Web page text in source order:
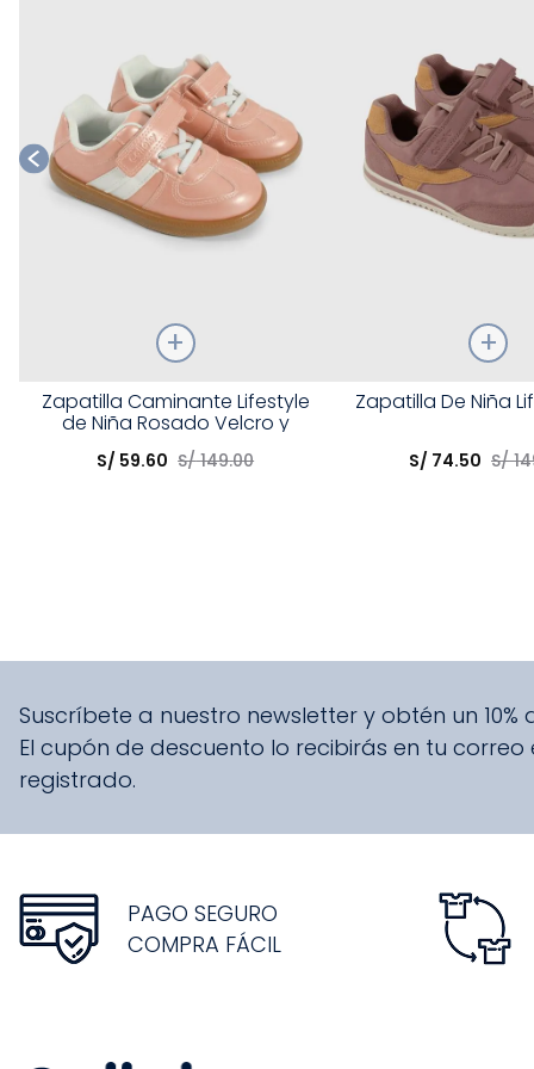
Talla
Elige una opción
Zapatilla Caminante Lifestyle
de Niña Rosado Velcro y
Cordón
S/ 59.60 S/ 149.00
TallaZapatilla De Niña
S/ 74.50 S/
Suscríbete a nuestro newsletter y obtén un
El cupón de descuento lo recibirás en tu
registrado.
PAGO SEGURO
COMPRA FÁCIL